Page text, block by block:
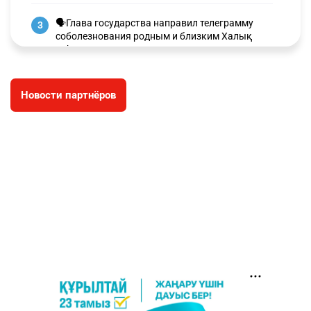
3
🗣Глава государства направил телеграмму
соболезнования родным и близким Халық
қаһарманы Ивана Гапича
🇫🇷 Клуб ПСЖ объявил об открытии своей
футбольной академии в Астане
🐏 Скота больше, а мясо дороже. Почему в
Новости партнёров